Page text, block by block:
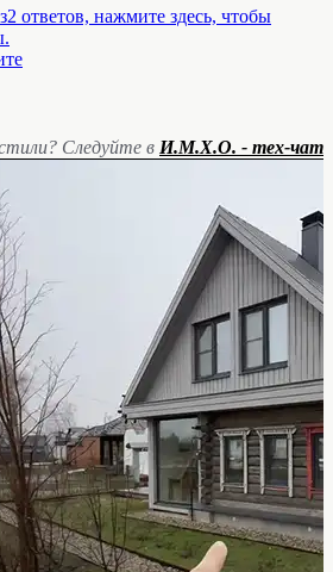
ответов, нажмите здесь, чтобы
Следуйте в И.М.Х.О. - тех-чат